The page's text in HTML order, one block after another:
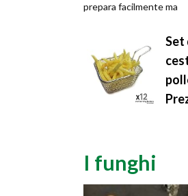
prepara facilmente ma
Set
I funghi